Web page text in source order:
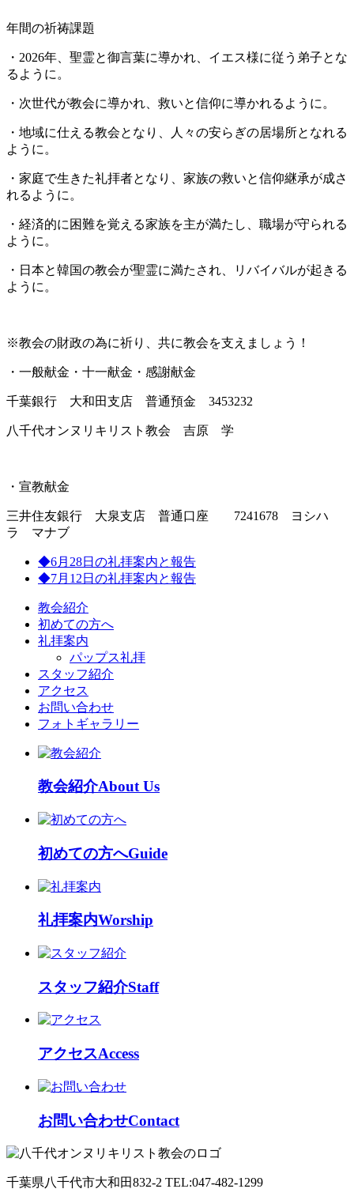
年間の祈祷課題
・2026年、聖霊と御言葉に導かれ、イエス様に従う弟子とな
るように。
・次世代が教会に導かれ、救いと信仰に導かれるように。
・地域に仕える教会となり、人々の安らぎの居場所となれる
ように。
・家庭で生きた礼拝者となり、家族の救いと信仰継承が成さ
れるように。
・経済的に困難を覚える家族を主が満たし、職場が守られる
ように。
・日本と韓国の教会が聖霊に満たされ、リバイバルが起きる
ように。
※教会の財政の為に祈り、共に教会を支えましょう！
・一般献金・十一献金・感謝献金
千葉銀行 大和田支店 普通預金 3453232
八千代オンヌリキリスト教会 吉原 学
・宣教献金
三井住友銀行 大泉支店 普通口座 7241678 ヨシハ
ラ マナブ
◆6月28日の礼拝案内と報告
◆7月12日の礼拝案内と報告
教会紹介
初めての方へ
礼拝案内
パップス礼拝
スタッフ紹介
アクセス
お問い合わせ
フォトギャラリー
教会紹介About Us
初めての方へGuide
礼拝案内Worship
スタッフ紹介Staff
アクセスAccess
お問い合わせContact
千葉県八千代市大和田832-2 TEL:047-482-1299